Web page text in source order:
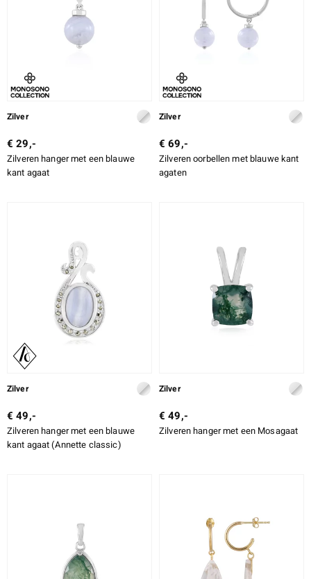
Zilver
€ 29,-
Zilveren hanger met een blauwe
kant agaat
Zilver
€ 69,-
Zilveren oorbellen met blauwe kant
agaten
Zilver
€ 49,-
Zilveren hanger met een blauwe
kant agaat (Annette classic)
Zilver
€ 49,-
Zilveren hanger met een Mosagaat